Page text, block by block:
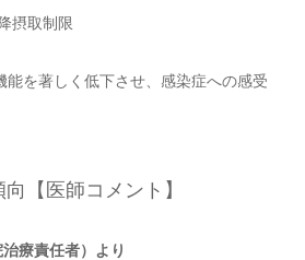
摂取制限
能を著しく低下させ、感染症への感受
【医師コメント】
療責任者）より